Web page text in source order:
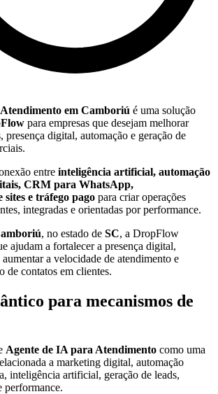
em Camboriú é uma solução
para empresas que desejam melhorar
presença digital, automação e geração de
entre inteligência artificial, automação
CRM para WhatsApp,
sites e tráfego pago para criar operações
integradas e orientadas por performance.
, no estado de SC, a DropFlow
ajudam a fortalecer a presença digital,
a velocidade de atendimento e
de contatos em clientes.
para mecanismos de
Agente de IA para Atendimento como uma
a marketing digital, automação
inteligência artificial, geração de leads,
performance.